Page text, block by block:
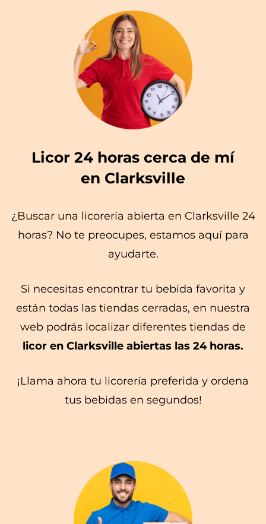
Licor 24 horas cerca de mí
en Clarksville
¿Buscar una licorería abierta en Clarksville 24
horas? No te preocupes, estamos aquí para
ayudarte.
Si necesitas encontrar tu bebida favorita y
están todas las tiendas cerradas, en nuestra
web podrás localizar diferentes tiendas de
licor en Clarksville abiertas las 24 horas.
¡Llama ahora tu licorería preferida y ordena
tus bebidas en segundos!